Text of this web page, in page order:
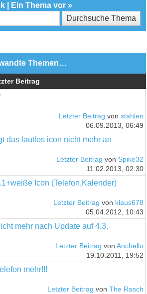
Ein Thema vor »
Themen…
Beitrag
Letzter Beitrag von stahlen
06.09.2013, 06:49
das lautlos icon nicht mehr an
Letzter Beitrag von Spike32
11.02.2013, 02:30
Icon (Telefon,Kalender)
Letzter Beitrag von klaus678
05.04.2012, 10:43
mehr nach Update auf 4.3.
Letzter Beitrag von Anchello
19.10.2011, 19:52
mehr!!!
Letzter Beitrag von The Rasch